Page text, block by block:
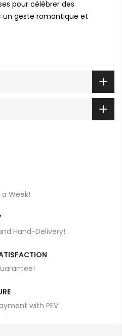
pour célébrer des
geste romantique et
Week!
Hand-Delivery!
with PEV